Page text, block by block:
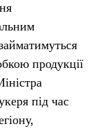
продукції
під час